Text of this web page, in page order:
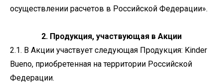
осуществлении расчетов в Российской Федерации».
2. Продукция, участвующая в Акции
2.1. В Акции участвует следующая Продукция: Kinder
Bueno, приобретенная на территории Российской
Федерации.